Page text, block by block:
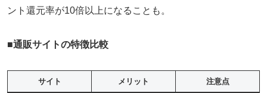
ント還元率が10倍以上になることも。
■通販サイトの特徴比較
サイト メリット 注意点